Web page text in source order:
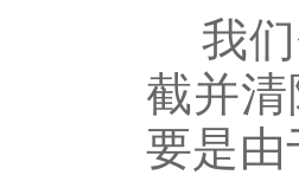
我们
截并
要是由